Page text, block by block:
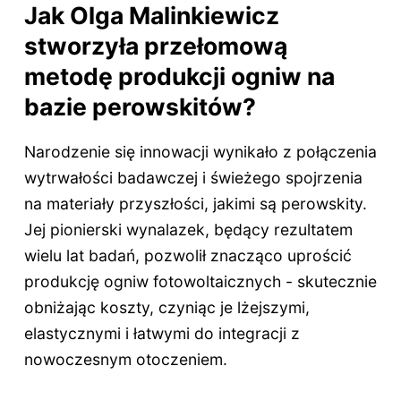
Jak Olga Malinkiewicz
stworzyła przełomową
metodę produkcji ogniw na
bazie perowskitów?
Narodzenie się innowacji wynikało z połączenia
wytrwałości badawczej i świeżego spojrzenia
na materiały przyszłości, jakimi są perowskity.
Jej pionierski wynalazek, będący rezultatem
wielu lat badań, pozwolił znacząco uprościć
produkcję ogniw fotowoltaicznych - skutecznie
obniżając koszty, czyniąc je lżejszymi,
elastycznymi i łatwymi do integracji z
nowoczesnym otoczeniem.